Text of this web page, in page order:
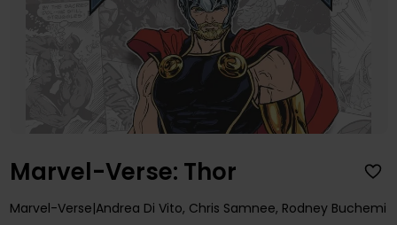
Marvel-Verse: Thor
Marvel-Verse Andrea Di Vito, Chris Samnee, Rodney Buchemi